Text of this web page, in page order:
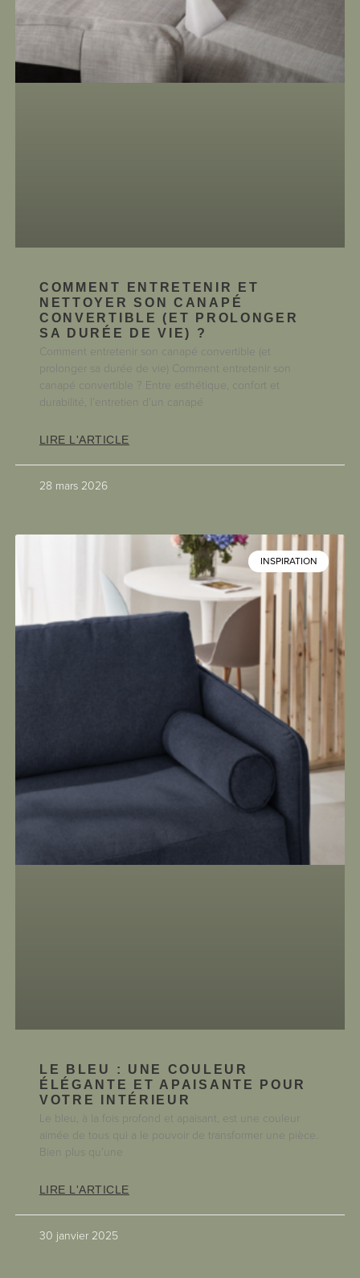
COMMENT ENTRETENIR ET
NETTOYER SON CANAPÉ
CONVERTIBLE (ET PROLONGER
SA DURÉE DE VIE) ?
Comment entretenir son canapé convertible (et
prolonger sa durée de vie) Comment entretenir son
canapé convertible ? Entre esthétique, confort et
durabilité, l’entretien d’un canapé
LIRE L'ARTICLE
28 mars 2026
INSPIRATION
LE BLEU : UNE COULEUR
ÉLÉGANTE ET APAISANTE POUR
VOTRE INTÉRIEUR
Le bleu, à la fois profond et apaisant, est une couleur
aimée de tous qui a le pouvoir de transformer une pièce.
Bien plus qu’une
LIRE L'ARTICLE
30 janvier 2025